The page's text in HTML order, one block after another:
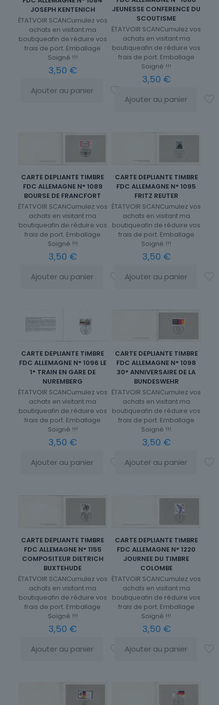
JOSEPH KENTENICH
ÉTATVOIR SCANCumulez vos
achats en visitant ma
boutiqueafin de réduire vos
frais de port. Emballage
Soigné !!!
3,50 €
Ajouter au panier
JEUNESSE CONFERENCE DU
SCOUTISME
ÉTATVOIR SCANCumulez vos
achats en visitant ma
boutiqueafin de réduire vos
frais de port. Emballage
Soigné !!!
3,50 €
Ajouter au panier
CARTE DEPLIANTE TIMBRE
FDC ALLEMAGNE N° 1089
BOURSE DE FRANCFORT
ÉTATVOIR SCANCumulez vos
achats en visitant ma
boutiqueafin de réduire vos
frais de port. Emballage
Soigné !!!
3,50 €
Ajouter au panier
CARTE DEPLIANTE TIMBRE
FDC ALLEMAGNE N° 1095
FRITZ REUTER
ÉTATVOIR SCANCumulez vos
achats en visitant ma
boutiqueafin de réduire vos
frais de port. Emballage
Soigné !!!
3,50 €
Ajouter au panier
CARTE DEPLIANTE TIMBRE
FDC ALLEMAGNE N° 1096 LE
1° TRAIN EN GARE DE
NUREMBERG
ÉTATVOIR SCANCumulez vos
achats en visitant ma
boutiqueafin de réduire vos
frais de port. Emballage
Soigné !!!
3,50 €
Ajouter au panier
CARTE DEPLIANTE TIMBRE
FDC ALLEMAGNE N° 1098
30° ANNIVERSAIRE DE LA
BUNDESWEHR
ÉTATVOIR SCANCumulez vos
achats en visitant ma
boutiqueafin de réduire vos
frais de port. Emballage
Soigné !!!
3,50 €
Ajouter au panier
CARTE DEPLIANTE TIMBRE
FDC ALLEMAGNE N° 1155
COMPOSITEUR DIETRICH
BUXTEHUDE
ÉTATVOIR SCANCumulez vos
achats en visitant ma
boutiqueafin de réduire vos
frais de port. Emballage
Soigné !!!
3,50 €
Ajouter au panier
CARTE DEPLIANTE TIMBRE
FDC ALLEMAGNE N° 1220
JOURNEE DU TIMBRE
COLOMBE
ÉTATVOIR SCANCumulez vos
achats en visitant ma
boutiqueafin de réduire vos
frais de port. Emballage
Soigné !!!
3,50 €
Ajouter au panier